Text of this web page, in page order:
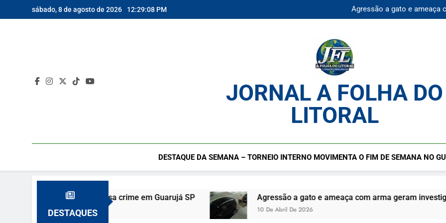
to
sábado, 8 de agosto de 2026 12:29:09 PM
Agressão a gato e ameaça
Praia da Enseada Guarujá
JORNAL A FOLHA DO
LITORAL
DESTAQUE DA SEMANA – TORNEIO INTERNO MOVIMENTA O FIM DE SEMANA NO
DESTAQUES
e vizinho confessa crime em Guarujá SP Agressão a gato e ameaça com arma geram investigação no
10 De Abril De 2026